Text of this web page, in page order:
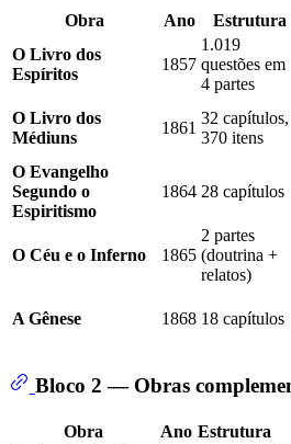
Obra Ano Estrutura
O Livro dos
Espíritos
1857
1.019
questões em
4 partes
O Livro dos
Médiuns
1861
32 capítulos,
370 itens
O Evangelho
Segundo o
Espiritismo
1864 28 capítulos
O Céu e o Inferno 1865
2 partes
(doutrina +
relatos)
A Gênese 1868 18 capítulos
Bloco 2 — Obras
Obra Ano Estrutura